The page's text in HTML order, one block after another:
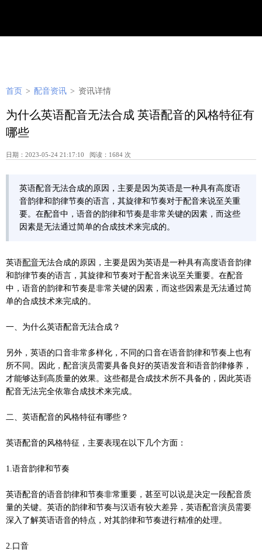
首页 > 配音资讯 > 资讯详情
为什么英语配音无法合成 英语配音的风格特征有
哪些
日期：2023-05-24 21:17:10 阅读：1684 次
​英语配音无法合成的原因，主要是因为英语是一种具有高度语
音韵律和韵律节奏的语言，其旋律和节奏对于配音来说至关重
要。在配音中，语音的韵律和节奏是非常关键的因素，而这些
因素是无法通过简单的合成技术来完成的。
英语配音无法合成的原因，主要是因为英语是一种具有高度语音韵律
和韵律节奏的语言，其旋律和节奏对于配音来说至关重要。在配音
中，语音的韵律和节奏是非常关键的因素，而这些因素是无法通过简
单的合成技术来完成的。
一、 为什么英语配音无法合成？
另外，英语的口音非常多样化，不同的口音在语音韵律和节奏上也有
所不同。因此，配音演员需要具备良好的英语发音和语音韵律修养，
才能够达到高质量的效果。这些都是合成技术所不具备的，因此英语
配音无法完全依靠合成技术来完成。
二、英语配音的风格特征有哪些？
英语配音的风格特征，主要表现在以下几个方面：
1.语音韵律和节奏
英语配音的语音韵律和节奏非常重要，甚至可以说是决定一段配音质
量的关键。英语的韵律和节奏与汉语有较大差异，英语配音演员需要
深入了解英语语音的特点，对其韵律和节奏进行精准的处理。
2.口音